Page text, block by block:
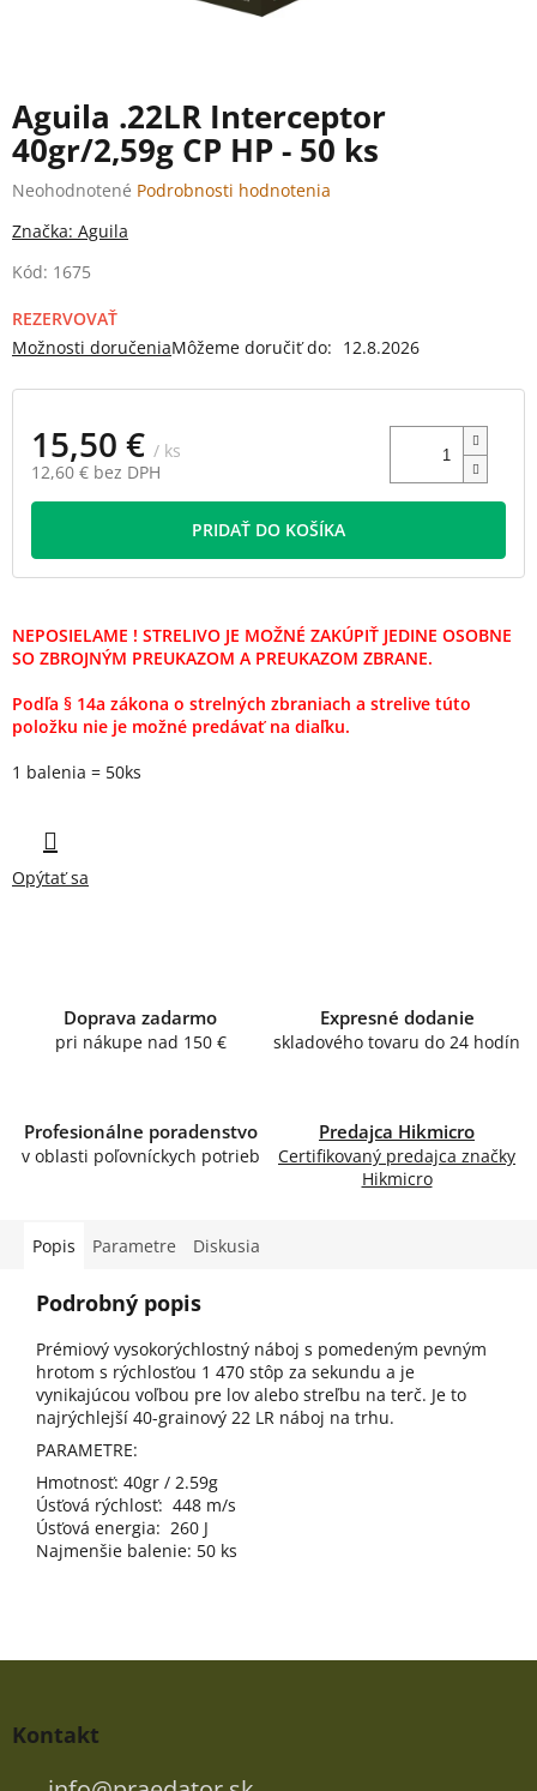
Aguila .22LR Interceptor
40gr/2,59g CP HP - 50 ks
Kód: 1675
REZERVOVAŤ
Môžeme doručiť do: 12.8.2026
Možnosti doručenia
15,50 € / ks
12,60 € bez DPH
Jednotková
PRIDAŤ DO KOŠÍKA
NEPOSIELAME ! STRELIVO JE MOŽNÉ ZAKÚPIŤ JEDINE OSOBNE
SO ZBROJNÝM PREUKAZOM A PREUKAZOM ZBRANE.
Podľa § 14a zákona o strelných zbraniach a strelive túto
položku nie je možné predávať na diaľku.
1 balenia = 50ks
Opýtať sa
Priemerné
produktu
0,0
5
hviezdičiek.
Neohodnotené Podrobnosti hodnotenia
Značka: Aguila
Doprava zadarmo
pri nákupe nad 150 €
Expresné dodanie
skladového tovaru do 24 hodín
Profesionálne poradenstvo
v oblasti poľovníckych potrieb
Predajca Hikmicro
Certifikovaný predajca značky
Hikmicro
Popis Parametre Diskusia
Podrobný popis
Prémiový vysokorýchlostný náboj s pomedeným pevným
hrotom s rýchlosťou 1 470 stôp za sekundu a je
vynikajúcou voľbou pre lov alebo streľbu na terč. Je to
najrýchlejší 40-grainový 22 LR náboj na trhu.
PARAMETRE:
Hmotnosť: 40gr / 2.59g
Úsťová rýchlosť: 448 m/s
Úsťová energia: 260 J
Najmenšie balenie: 50 ks
Kontakt